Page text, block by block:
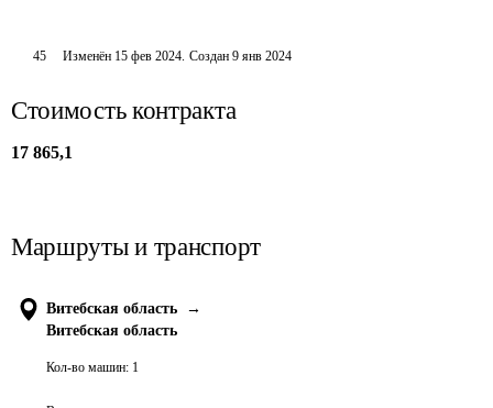
45 Изменён 15 фев 2024. Создан 9 янв 2024
Стоимость контракта
17 865,1
Маршруты и транспорт
Витебская область
→
Витебская область
Кол-во машин: 1